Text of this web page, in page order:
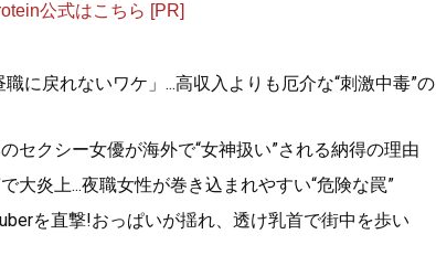
公式はこちら [PR]
に戻れないワケ」...高収入よりも厄介な“刺激中毒”の
セクシー女優が海外で“女神扱い”される納得の理由
大炎上...夜職女性が巻き込まれやすい“危険な罠”
を直撃!おっぱいが揺れ、透け乳首で街中を歩い